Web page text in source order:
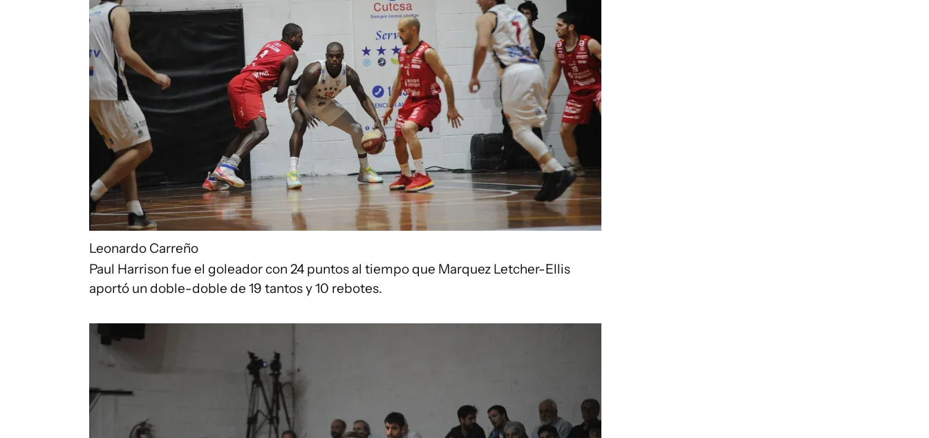
Leonardo Carreño
Paul Harrison fue el goleador con 24 puntos al tiempo que Marquez Letcher-Ellis
aportó un doble-doble de 19 tantos y 10 rebotes.